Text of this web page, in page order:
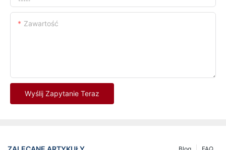
Zawartość
Wyślij Zapytanie Teraz